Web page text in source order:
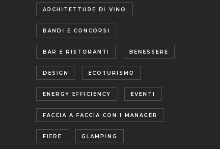
ARCHITETTURE DI VINO
BANDI E CONCORSI
BAR E RISTORANTI BENESSERE
DESIGN ECOTURISMO
ENERGY EFFICIENCY EVENTI
FACCIA A FACCIA CON I MANAGER
FIERE GLAMPING